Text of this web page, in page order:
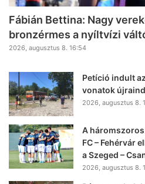
Fábián Bettina: Nagy
bronzérmes a nyíltvízi
2026, augusztus 8. 16:54
Petíció indult
vonatok
2026, augusztus 8.
A háromszoros
FC – Fehérvár
a Szeged –
2026, augusztus 8.